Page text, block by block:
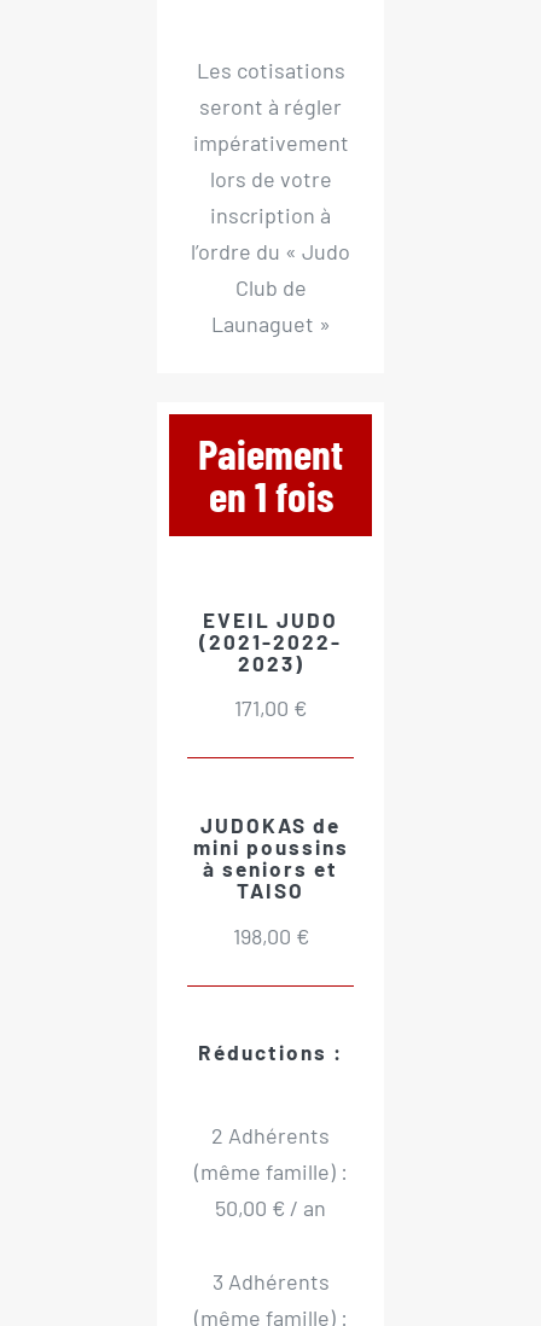
Les cotisations
seront à régler
impérativement
lors de votre
inscription à
l’ordre du « Judo
Club de
Launaguet »
Paiement
en 1 fois
EVEIL JUDO
(2021-2022-
2023)
171,00 €
JUDOKAS de
mini poussins
à seniors et
TAISO
198,00 €
Réductions :
2 Adhérents
(même famille) :
50,00 € / an
3 Adhérents
(même famille) :